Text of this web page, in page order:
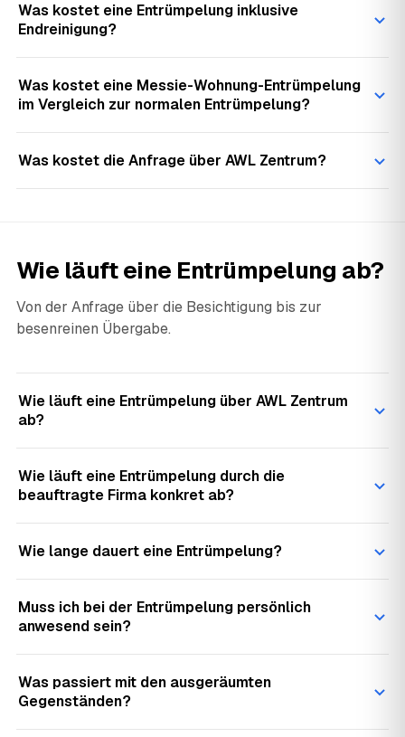
Was kostet eine Entrümpelung inklusive
Endreinigung?
Was kostet eine Messie-Wohnung-Entrümpelung
im Vergleich zur normalen Entrümpelung?
Was kostet die Anfrage über AWL Zentrum?
Wie läuft eine Entrümpelung ab?
Von der Anfrage über die Besichtigung bis zur
besenreinen Übergabe.
Wie läuft eine Entrümpelung über AWL Zentrum
ab?
Wie läuft eine Entrümpelung durch die
beauftragte Firma konkret ab?
Wie lange dauert eine Entrümpelung?
Muss ich bei der Entrümpelung persönlich
anwesend sein?
Was passiert mit den ausgeräumten
Gegenständen?